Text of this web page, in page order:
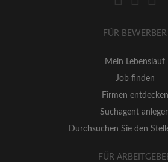
FÜR BEWERBER
Mein Lebenslauf
Job finden
Firmen entdecken
Suchagent
Durchsuchen Sie den
FÜR